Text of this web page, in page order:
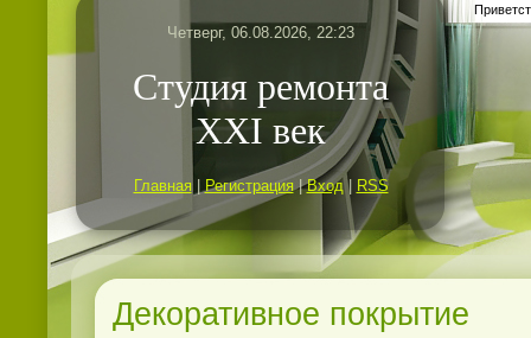
Четверг, 06.08.2026, 22:23
Студия ремонта
ХХI век
Главная Регистрация|Вход| RSS
Декоративное покрытие